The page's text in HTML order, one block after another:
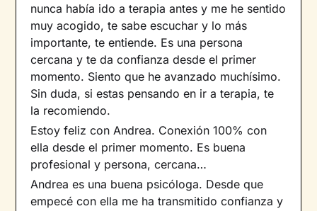
nunca había ido a terapia antes y me he sentido
muy acogido, te sabe escuchar y lo más
importante, te entiende. Es una persona
cercana y te da confianza desde el primer
momento. Siento que he avanzado muchísimo.
Sin duda, si estas pensando en ir a terapia, te
la recomiendo.
Estoy feliz con Andrea. Conexión 100% con
ella desde el primer momento. Es buena
profesional y persona, cercana…
Andrea es una buena psicóloga. Desde que
empecé con ella me ha transmitido confianza y